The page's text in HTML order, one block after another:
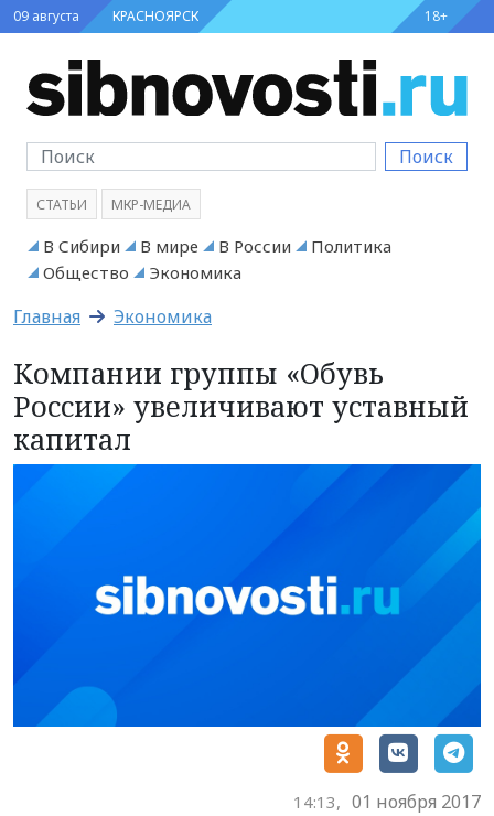
09 августа КРАСНОЯРСК 18+
Поиск
СТАТЬИ МКР-МЕДИА
В Сибири В мире В России
Политика
Общество
Экономика
Главная Экономика
Компании группы «Обувь
России» увеличивают уставный
капитал
14:13, 01 ноября 2017